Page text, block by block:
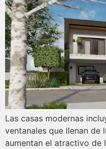
Las casas modernas
ventanales que llenan de
aumentan el atractivo de